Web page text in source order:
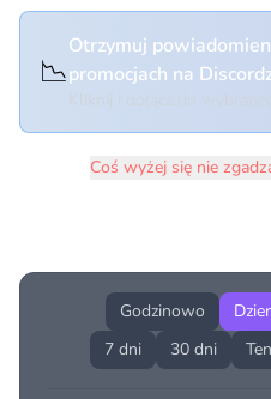
📉
Otrzymuj
promocjach na
Coś wyżej się nie
Godzinowo
7 dni
30 dni